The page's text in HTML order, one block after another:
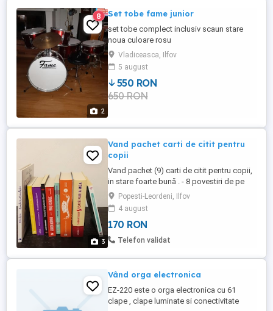
2
8 Set tobe fame junior
set tobe complect inclusiv scaun stare
noua culoare rosu
Vladiceasca, Ilfov
5 august
550 RON
650 RON
3
Vand pachet carti de citit pentru
copii
Vand pachet (9) carti de citit pentru copii,
in stare foarte bună . - 8 povestiri de pe
Calea Mosilor (cartonata) - Adina
Popescu, - Domnisoara Miau - Annie M.G.
SChmidt, - O scurta istorie a lumii - Ernst H.
Gombrich, - Minti geniale - Gordon
Korman, - 15 zile fara internet - Sophie
Popesti-Leordeni, Ilfov
4 august
170 RON
Telefon validat
Vând orga electronica
EZ-220 este o orga electronica cu 61
clape , clape luminate si conectivitate